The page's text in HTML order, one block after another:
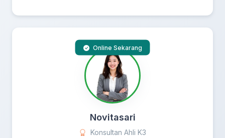
Online Sekarang
Novitasari
Konsultan Ahli K3